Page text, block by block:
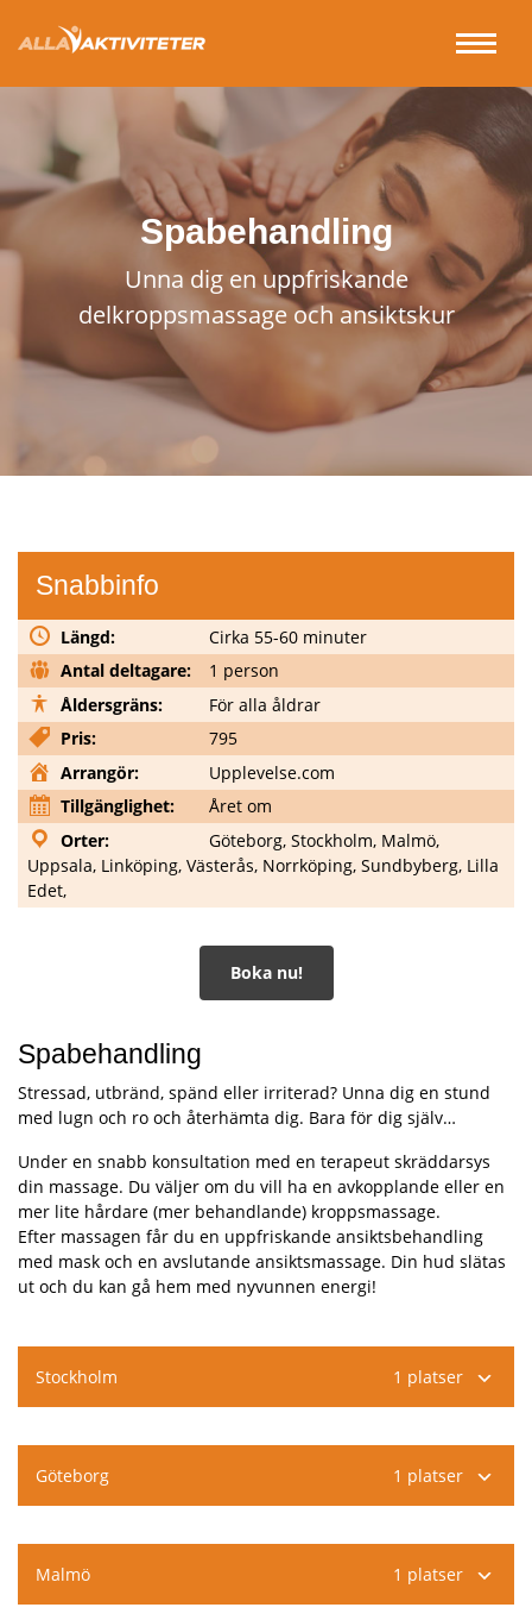
Spabehandling
Unna dig en uppfriskande
delkroppsmassage och ansiktskur
Snabbinfo
Längd:
Cirka 55-60 minuter
Antal deltagare:
1 person
Åldersgräns:
För alla åldrar
Pris:
795
Arrangör:
Upplevelse.com
Tillgänglighet:
Året om
Orter:
Göteborg, Stockholm, Malmö,
Uppsala, Linköping, Västerås, Norrköping, Sundbyberg, Lilla
Edet,
Boka nu!
Spabehandling
Stressad, utbränd, spänd eller irriterad? Unna dig en stund
med lugn och ro och återhämta dig. Bara för dig själv…
Under en snabb konsultation med en terapeut skräddarsys
din massage. Du väljer om du vill ha en avkopplande eller en
mer lite hårdare (mer behandlande) kroppsmassage.
Efter massagen får du en uppfriskande ansiktsbehandling
med mask och en avslutande ansiktsmassage. Din hud slätas
ut och du kan gå hem med nyvunnen energi!
Stockholm 1 platser
Göteborg 1 platser
Malmö 1 platser